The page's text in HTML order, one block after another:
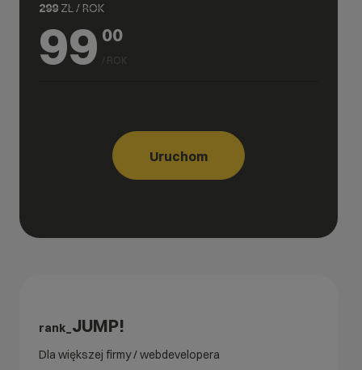
299 ZŁ / ROK
99 00
/ ROK
Uruchom
rank_ JUMP!
Dla większej firmy / webdevelopera